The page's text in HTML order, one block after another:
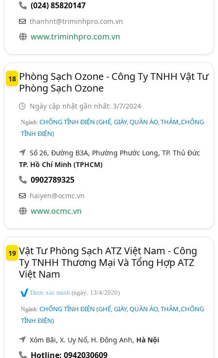
(024) 85820147
thanhnt@triminhpro.com.vn
www.triminhpro.com.vn
18 Phòng Sạch Ozone - Công Ty TNHH Vật Tư
Phòng Sạch Ozone
Ngày cập nhật gần nhất: 3/7/2024
Ngành:CHỐNG TĨNH ĐIỆN (GHẾ, GIÀY, QUẦN ÁO, THẢM,.CHỐNG
TĨNH ĐIỆN)
Số 26, Đường B3A, Phường Phước Long, TP. Thủ Đức
TP. Hồ Chí Minh (TPHCM)
0902789325
haiyen@ocmc.vn
www.ocmc.vn
19 Vật Tư Phòng Sạch ATZ Việt Nam - Công
Ty TNHH Thương Mại Và Tổng Hợp ATZ
Việt Nam
Được xác minh(ngày: 13/4/2020)
Ngành:CHỐNG TĨNH ĐIỆN (GHẾ, GIÀY, QUẦN ÁO, THẢM,.CHỐNG
TĨNH ĐIỆN)
Xóm Bãi, X. Uy Nổ, H. Đông Anh, Hà Nội
Hotline: 0942030609